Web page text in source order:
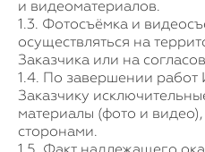
и видеоматериалов.
1.3. Фотосъёмка и
осуществляться на
Заказчика или на
1.4. По завершении работ
Заказчику
материалы (фото и
сторонами.